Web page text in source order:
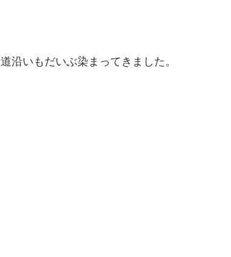
道沿いもだいぶ染まってきました。